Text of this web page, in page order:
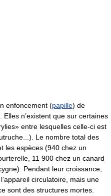
enfoncement (papille) de
Elles n’existent que sur certaines
entre lesquelles celle-ci est
Le nombre total des
les espèces (940 chez un
11 900 chez un canard
Pendant leur croissance,
circulatoire, mais une
sont des structures mortes.